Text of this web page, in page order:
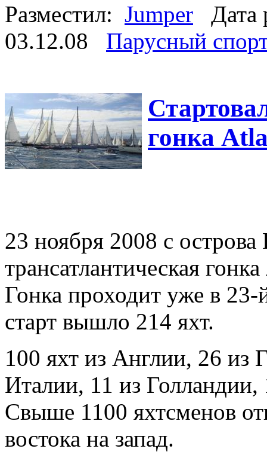
Разместил: Jumper Дата
03.12.08 Парусный
гонка
23 ноября 2008 с
трансатлантическая гонка
Гонка проходит уже в 23-
старт вышло 214 яхт.
100 яхт из Англии, 26 из
Италии, 11 из
Свыше 1100 яхтсменов
востока на запад.